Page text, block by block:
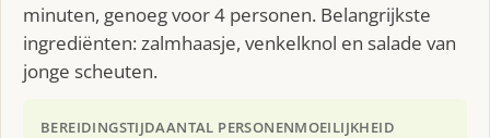
minuten, genoeg voor 4 personen. Belangrijkste
ingrediënten: zalmhaasje, venkelknol en salade van
jonge scheuten.
BEREIDINGSTIJDAANTAL PERSONENMOEILIJKHEID